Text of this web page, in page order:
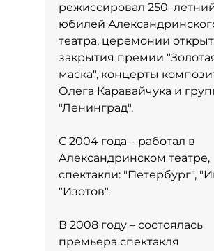
режиссировал
юбилей
театра, церемонии
закрытия премии
маска", концерты
Олега Каравайчука и
"Ленинград".
С 2004 года – работал в
Александринском театре,
спектакли: "Петербург",
"Изотов".
В 2008 году – состоялась
премьера спектакля